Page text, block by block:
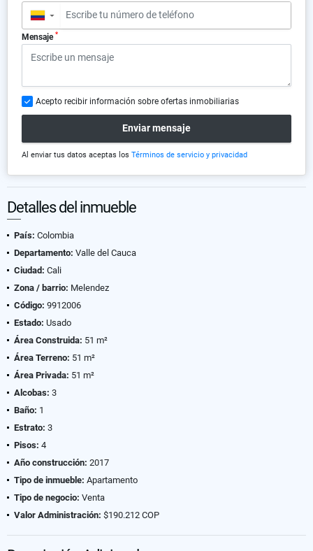
▼
Mensaje *
Acepto recibir información sobre ofertas inmobiliarias
Enviar mensaje
Al enviar tus datos aceptas los Términos de servicio y privacidad
Detalles del inmueble
País: Colombia
Departamento: Valle del Cauca
Ciudad: Cali
Zona / barrio: Melendez
Código: 9912006
Estado: Usado
Área Construida: 51 m²
Área Terreno: 51 m²
Área Privada: 51 m²
Alcobas: 3
Baño: 1
Estrato: 3
Pisos: 4
Año construcción: 2017
Tipo de inmueble: Apartamento
Tipo de negocio: Venta
Valor Administración: $190.212 COP